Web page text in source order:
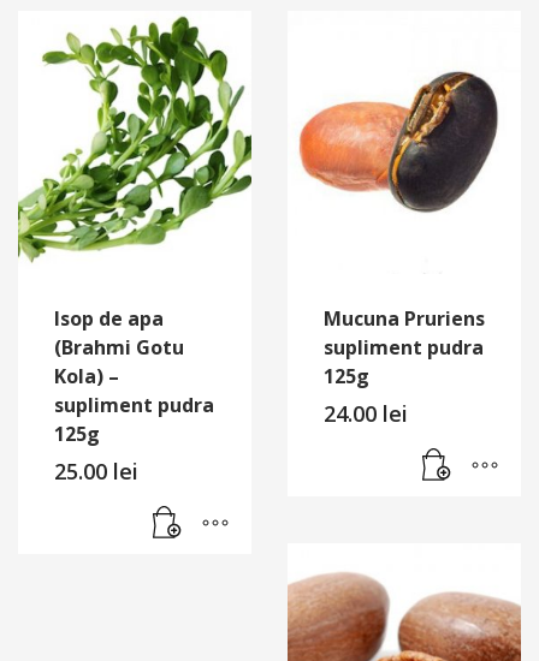
Isop de apa
(Brahmi Gotu
Kola) –
supliment pudra
125g
25.00 lei
Mucuna Pruriens
supliment pudra
125g
24.00 lei